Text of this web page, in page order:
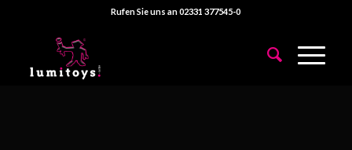
Rufen Sie uns an 02331 377545-0